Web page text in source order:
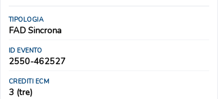
TIPOLOGIA
FAD Sincrona
ID EVENTO
2550-462527
CREDITI ECM
3 (tre)